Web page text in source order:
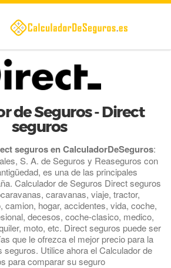
de Seguros - Direct
seguros
seguros en CalculadorDeSeguros:
S. A. de Seguros y Reaseguros con
es una de las principales
Calculador de Seguros Direct seguros
caravanas, viaje, tractor,
camion, hogar, accidentes, vida, coche,
decesos, coche-clasico, medico,
moto, etc. Direct seguros puede ser
que le ofrezca el mejor precio para la
seguros. Utilice ahora el Calculador de
para comparar su seguro